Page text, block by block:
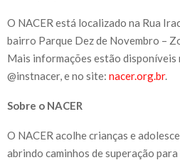
O NACER está localizado na Rua
bairro Parque Dez de Novembro –
Mais informações estão disponíveis
@instnacer, e no site: nacer.org.br.
Sobre o NACER
O NACER acolhe crianças e
abrindo caminhos de superação